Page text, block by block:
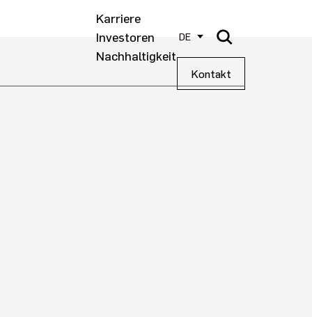
Karriere
Investoren
Nachhaltigkeit
DE
Kontakt